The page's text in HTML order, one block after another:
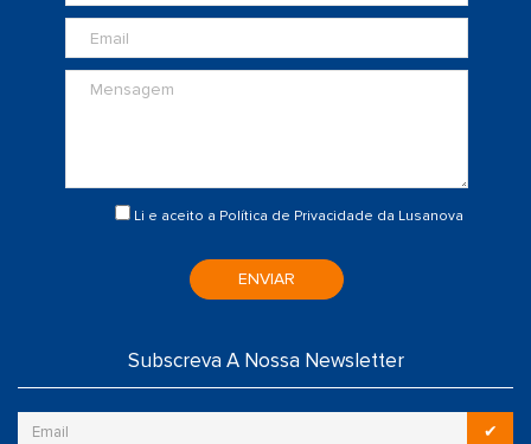
Li e aceito a Política de Privacidade da Lusanova
ENVIAR
Subscreva A Nossa Newsletter
✔